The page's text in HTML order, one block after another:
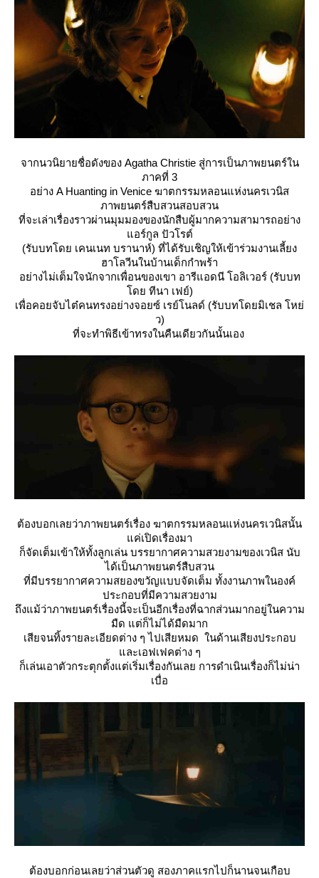
จากนวนิยายชื่อดังของ Agatha Christie สู่การเป็นภาพยนตร์ใน
ภาคที่ 3
อย่าง A Huanting in Venice ฆาตกรรมหลอนแห่งนครเวนิส
ภาพยนตร์สืบสวนสอบสวน
ที่จะเล่าเรื่องราวผ่านมุมมองของนักสืบผู้มากความสามารถอย่าง
อร์กูล ปัวโรต์
(รับบทโดย เคนเนท บรานาห์) ที่ได้รับเชิญให้เข้าร่วมงานเลี้ยง
ฮาโลวีนในบ้านเด็กกำพร้า
อย่างไม่เต็มใจนักจากเพื่อนของเขา อารีแอดนี โอลิเวอร์ (รับบท
ดย ทีนา เฟย์)
เพื่อคอยจับไต๋คนทรงอย่างจอยซ์ เรย์โนลด์ (รับบทโดยมิเชล โหย่
ว)
ที่จะทำพิธีเข้าทรงในคืนเดียวกันนั้นเอง
ต้องบอกเลยว่าภาพยนตร์เรื่อง ฆาตกรรมหลอนแห่งนครเวนิสนั้น
ค่เปิดเรื่องมา
ก็จัดเต็มเข้าให้ทั้งลูกเล่น บรรยากาศความสวยงามของเวนิส นับ
ได้เป็นภาพยนตร์สืบสวน
ที่มีบรรยากาศความสยองขวัญแบบจัดเต็ม ทั้งงานภาพในองค์
ประกอบที่มีความสวยงาม
ถึงแม้ว่าภาพยนตร์เรื่องนี้จะเป็นอีกเรื่องที่ฉากส่วนมากอยู่ในความ
มืด แต่ก็ไม่ได้มืดมาก
เสียจนทิ้งรายละเอียดต่าง ๆ ไปเสียหมด ในด้านเสียงประกอบ
ละเอฟเฟคต่าง ๆ
ก็เล่นเอาตัวกระตุกตั้งแต่เริ่มเรื่องกันเลย การดำเนินเรื่องก็ไม่น่า
เบื่อ
ต้องบอกก่อนเลยว่าส่วนตัวดู สองภาคแรกไปก็นานจนเกือบ